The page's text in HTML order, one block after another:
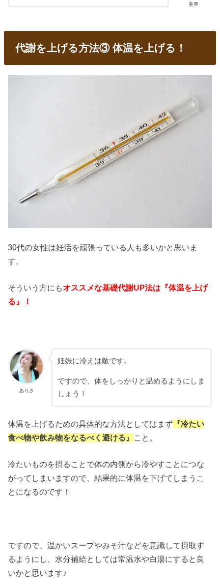
美琴
代謝を上げる方法③ 体温を上げる！
30代の女性は妊活を頑張っている人も多いかと思いま
す。
そういう方にもオススメな基礎代謝UP法は『体温を上げ
る』！
ありさ
妊娠に冷えは敵です。
ですので、体をしっかりと温めるようにしま
しょう！
体温を上げるための具体的な方法としてはまず 『冷たい
食べ物や飲み物をなるべく避ける』 こと。
冷たいものを摂ることで体の内側から冷やすことにつな
がってしまいますので、結果的に体温を下げてしまうこ
とになるのです！
ですので、温かいスープやみそ汁などを意識して摂取す
るようにし、水分補給としては常温水や白湯にすると良
いかと思います♪